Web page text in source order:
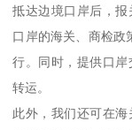
抵达边境口岸后，
口岸的海关、商检政
行。同时，提供口
转运。
此外，我们还可在